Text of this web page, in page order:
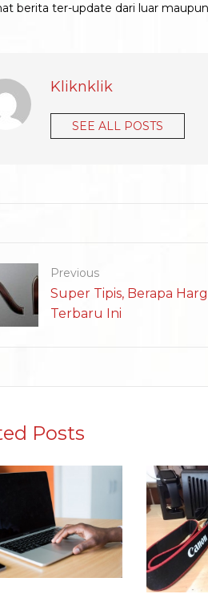
berita ter-update dari luar
Kliknklik
SEE ALL POSTS
Previous
Super Tipis, Berapa
Terbaru Ini
Posts